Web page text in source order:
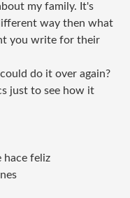
my family. It's
way then what
you write for their
do it over again?
just to see how it
hace feliz